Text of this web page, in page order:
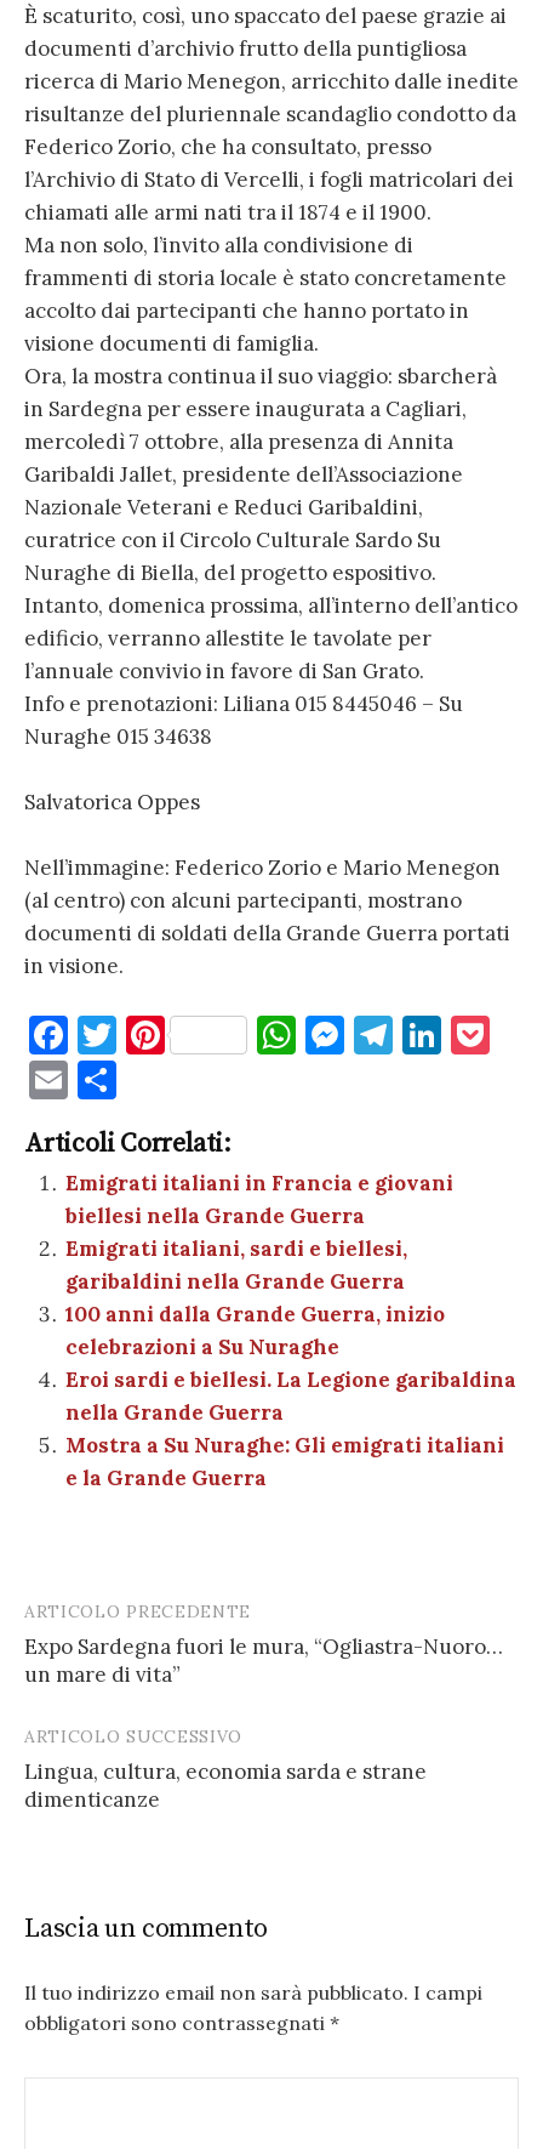
È scaturito, così, uno spaccato del paese grazie ai
documenti d’archivio frutto della puntigliosa
ricerca di Mario Menegon, arricchito dalle inedite
risultanze del pluriennale scandaglio condotto da
Federico Zorio, che ha consultato, presso
l’Archivio di Stato di Vercelli, i fogli matricolari dei
chiamati alle armi nati tra il 1874 e il 1900.
Ma non solo, l’invito alla condivisione di
frammenti di storia locale è stato concretamente
accolto dai partecipanti che hanno portato in
visione documenti di famiglia.
Ora, la mostra continua il suo viaggio: sbarcherà
in Sardegna per essere inaugurata a Cagliari,
mercoledì 7 ottobre, alla presenza di Annita
Garibaldi Jallet, presidente dell’Associazione
Nazionale Veterani e Reduci Garibaldini,
curatrice con il Circolo Culturale Sardo Su
Nuraghe di Biella, del progetto espositivo.
Intanto, domenica prossima, all’interno dell’antico
edificio, verranno allestite le tavolate per
l’annuale convivio in favore di San Grato.
Info e prenotazioni: Liliana 015 8445046 – Su
Nuraghe 015 34638
Salvatorica Oppes
Nell’immagine: Federico Zorio e Mario Menegon
(al centro) con alcuni partecipanti, mostrano
documenti di soldati della Grande Guerra portati
in visione.
F
a
c
e
b
o
o
k
T
te
r
Pi
es
t
W
A
p
p
M
g
er
T
a
m
Li
dI
E
m
ai
l
o
n
di
vi
di
Articoli Correlati:
Emigrati italiani in Francia e giovani
biellesi nella Grande Guerra
Emigrati italiani, sardi e biellesi,
garibaldini nella Grande Guerra
100 anni dalla Grande Guerra, inizio
celebrazioni a Su Nuraghe
Eroi sardi e biellesi. La Legione garibaldina
nella Grande Guerra
Mostra a Su Nuraghe: Gli emigrati italiani
e la Grande Guerra
Post
navigation
ARTICOLO PRECEDENTE
Expo Sardegna fuori le mura, “Ogliastra-Nuoro…
un mare di vita”
ARTICOLO SUCCESSIVO
Lingua, cultura, economia sarda e strane
dimenticanze
Lascia un commento
Il tuo indirizzo email non sarà pubblicato. I campi
obbligatori sono contrassegnati *